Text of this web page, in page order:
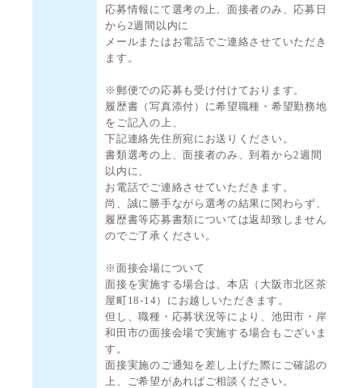
応募情報にて選考の上、面接者のみ、応募日
から2週間以内に
メールまたはお電話でご連絡させていただき
ます。
※郵便での応募も受け付けております。
履歴書（写真添付）に希望職種・希望勤務地
をご記入の上、
下記連絡先住所宛にお送りください。
書類選考の上、面接者のみ、到着から2週間
以内に、
お電話でご連絡させていただきます。
尚、誠に勝手ながら選考の結果に関わらず、
履歴書等応募書類については返却致しません
のでご了承ください。
※面接会場について
面接を実施する場合は、本店（大阪市北区茶
屋町18-14）にお越しいただきます。
但し、職種・応募状況等により、池田市・岸
和田市の面接会場で実施する場合もございま
す。
面接実施のご通知を差し上げた際にご確認の
上、ご希望があればご相談ください。